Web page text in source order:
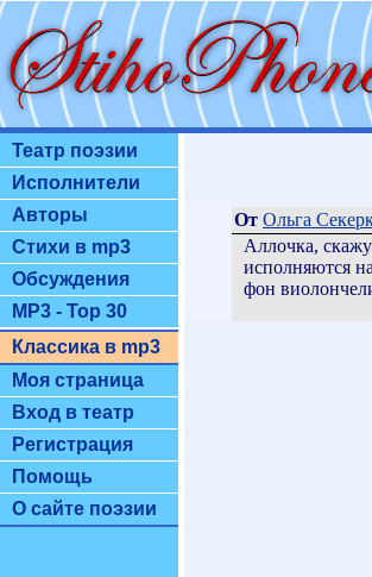
Театр поэзии
Исполнители
Авторы
Стихи в mp3
Обсуждения
MP3 - Top 30
Классика в mp3
Моя страница
Вход в театр
Регистрация
Помощь
О сайте поэзии
От Ольга
Аллочка,
исполняются
фон